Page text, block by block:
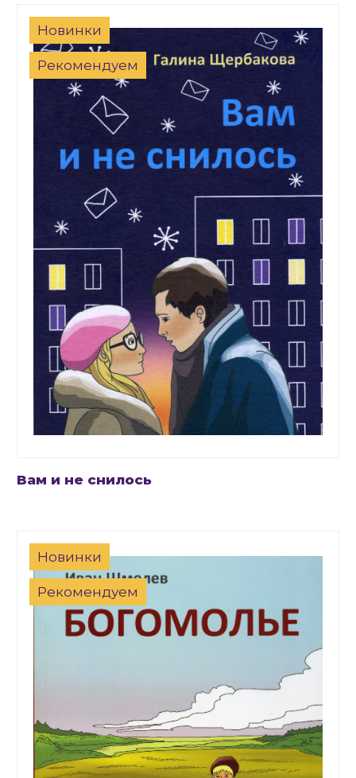
Новинки
Рекомендуем
Вам и не снилось
Новинки
Рекомендуем